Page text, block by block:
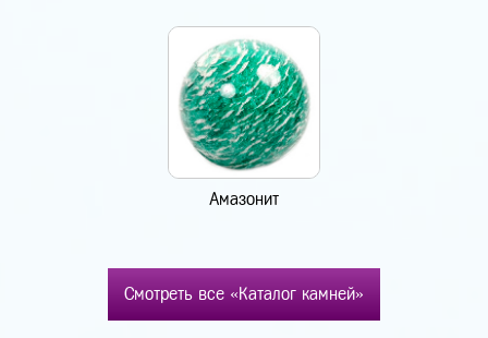
Амазонит
Смотреть все «Каталог камней»